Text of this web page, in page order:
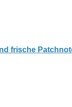
frische